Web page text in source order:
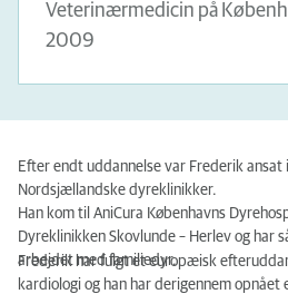
Veterinærmedicin på
2009
Efter endt uddannelse var Frederik
Nordsjællandske dyreklinikker.
Han kom til AniCura Københavns
Dyreklinikken Skovlunde – Herlev og har
arbejdet med familiedyr.
Frederik har fulgt et europæisk
kardiologi og han har derigennem opnået